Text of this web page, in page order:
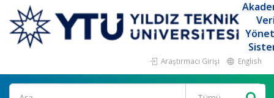
Araştırmacı Girişi English
Ara